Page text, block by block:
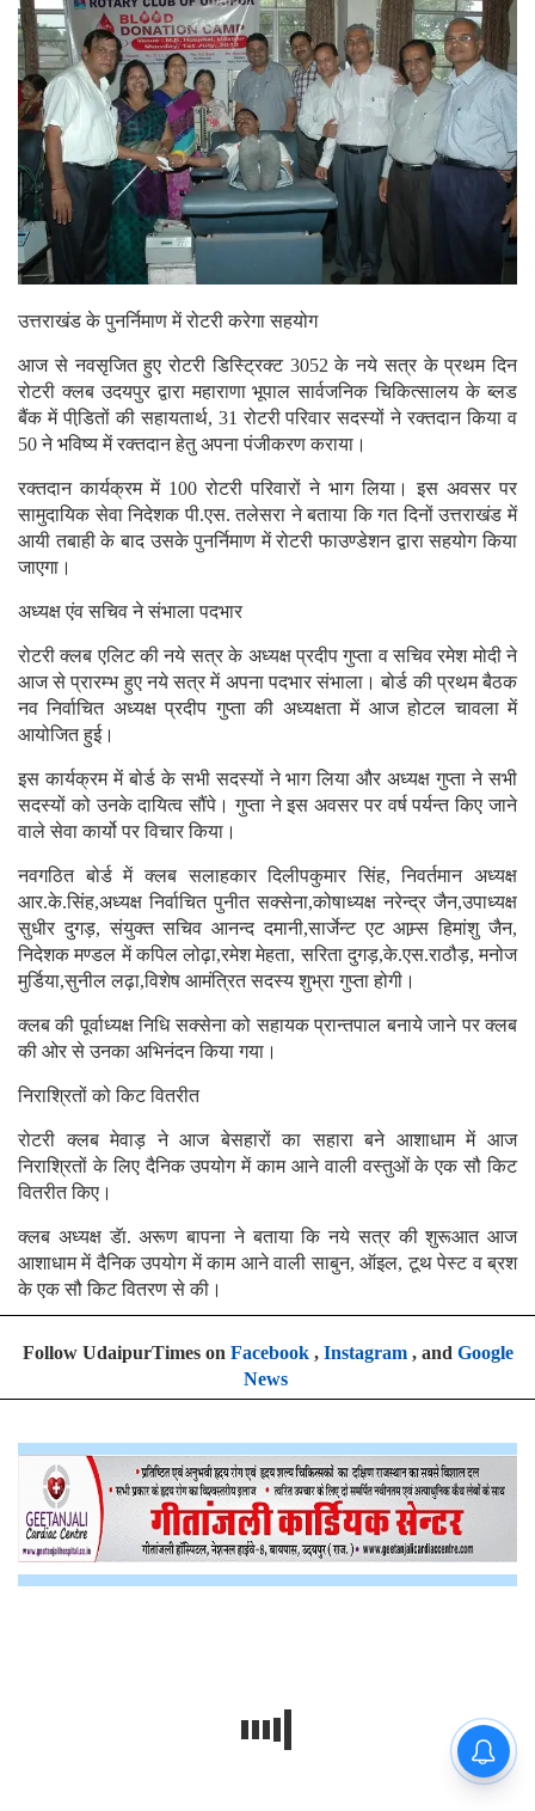
उत्तराखंड के पुनर्निमाण में रोटरी करेगा सहयोग
आज से नवसृजित हुए रोटरी डिस्ट्रिक्ट 3052 के नये सत्र के प्रथम दिन
रोटरी क्लब उदयपुर द्वारा महाराणा भूपाल सार्वजनिक चिकित्सालय के ब्लड
बैंक में पीडि़तों की सहायतार्थ, 31 रोटरी परिवार सदस्यों ने रक्तदान किया व
50 ने भविष्य में रक्तदान हेतु अपना पंजीकरण कराया।
रक्तदान कार्यक्रम में 100 रोटरी परिवारों ने भाग लिया। इस अवसर पर
सामुदायिक सेवा निदेशक पी.एस. तलेसरा ने बताया कि गत दिनों उत्तराखंड में
आयी तबाही के बाद उसके पुनर्निमाण में रोटरी फाउण्डेशन द्वारा सहयोग किया
जाएगा।
अध्यक्ष एंव सचिव ने संभाला पदभार
रोटरी क्लब एलिट की नये सत्र के अध्यक्ष प्रदीप गुप्ता व सचिव रमेश मोदी ने
आज से प्रारम्भ हुए नये सत्र में अपना पदभार संभाला। बोर्ड की प्रथम बैठक
नव निर्वाचित अध्यक्ष प्रदीप गुप्ता की अध्यक्षता में आज होटल चावला में
आयोजित हुई।
इस कार्यक्रम में बोर्ड के सभी सदस्यों ने भाग लिया और अध्यक्ष गुप्ता ने सभी
सदस्यों को उनके दायित्व सौंपे। गुप्ता ने इस अवसर पर वर्ष पर्यन्त किए जाने
वाले सेवा कार्यो पर विचार किया।
नवगठित बोर्ड में क्लब सलाहकार दिलीपकुमार सिंह, निवर्तमान अध्यक्ष
आर.के.सिंह,अध्यक्ष निर्वाचित पुनीत सक्सेना,कोषाध्यक्ष नरेन्द्र जैन,उपाध्यक्ष
सुधीर दुगड़, संयुक्त सचिव आनन्द दमानी,सार्जेन्ट एट आम्र्स हिमांशु जैन,
निदेशक मण्डल में कपिल लोढ़ा,रमेश मेहता, सरिता दुगड़,के.एस.राठौड़, मनोज
मुर्डिया,सुनील लढ़ा,विशेष आमंत्रित सदस्य शुभ्रा गुप्ता होगी।
क्लब की पूर्वाध्यक्ष निधि सक्सेना को सहायक प्रान्तपाल बनाये जाने पर क्लब
की ओर से उनका अभिनंदन किया गया।
निराश्रितों को किट वितरीत
रोटरी क्लब मेवाड़ ने आज बेसहारों का सहारा बने आशाधाम में आज
निराश्रितों के लिए दैनिक उपयोग में काम आने वाली वस्तुओं के एक सौ किट
वितरीत किए।
क्लब अध्यक्ष डॅा. अरूण बापना ने बताया कि नये सत्र की शुरूआत आज
आशाधाम में दैनिक उपयोग में काम आने वाली साबुन, ऑइल, टूथ पेस्ट व ब्रश
के एक सौ किट वितरण से की।
Follow UdaipurTimes on Facebook, Instagram, and Google
News